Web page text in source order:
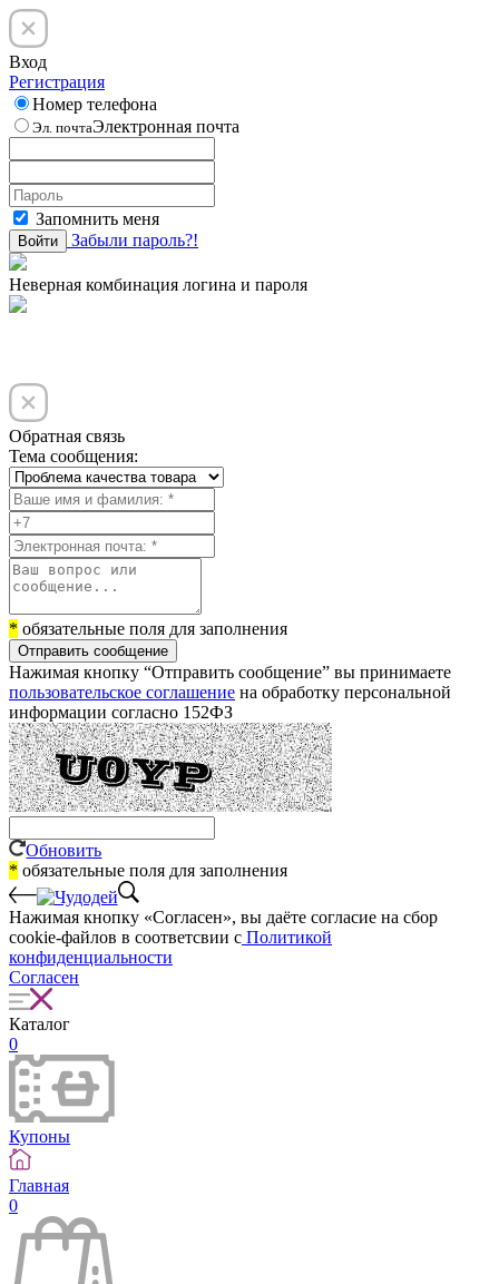
Вход
Регистрация
Номер телефона
Эл. почтаЭлектронная почта
Запомнить меня
Войти Забыли пароль?!
Неверная комбинация логина и пароля
Обратная связь
Тема сообщения:
* обязательные поля для заполнения
Отправить сообщение
Нажимая кнопку “Отправить сообщение” вы принимаете
пользовательское соглашение на обработку персональной
информации согласно 152ФЗ
Обновить
* обязательные поля для заполнения
Нажимая кнопку «Согласен», вы даёте cогласие на сбор
cookie-файлов в соответсвии с Политикой
конфиденциальности
Согласен
Каталог
0
Купоны
Главная
0